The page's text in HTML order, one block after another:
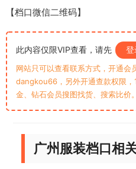
【档口微信二维码】
此内容仅限VIP查看，请先 登
网站只可以查看联系方式，开通会
dangkou66，另外开通查款权限
金、钻石会员搜图找货、搜索比价。
广州服装档口相